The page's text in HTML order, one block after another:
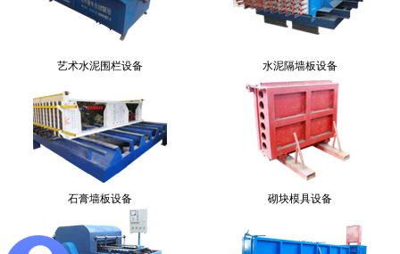
艺术水泥围栏设备 水泥隔墙板设备
石膏墙板设备 砌块模具设备